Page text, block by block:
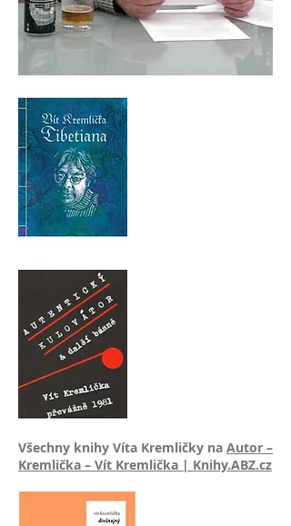
Všechny knihy Víta Kremličky na Autor –
Kremlička – Vít Kremlička | Knihy.ABZ.cz